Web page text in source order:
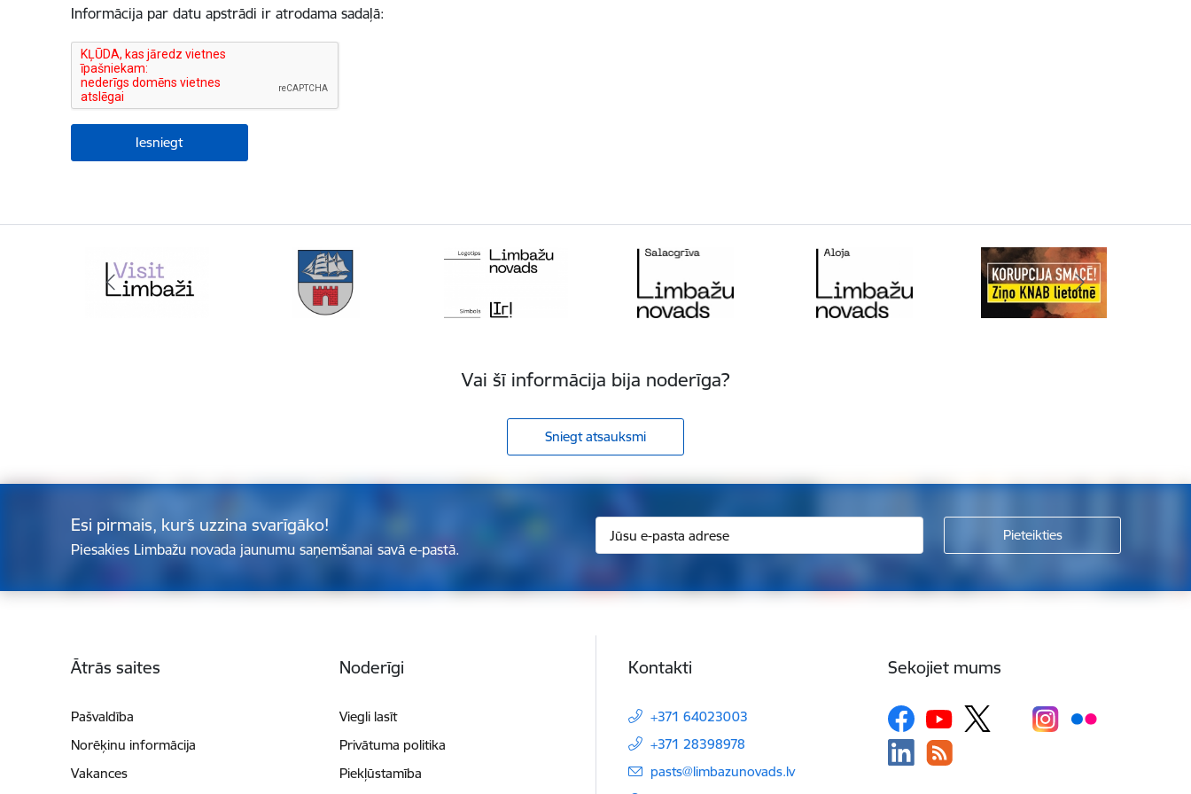
Informācija par datu apstrādi ir atrodama sadaļā:
Vai šī informācija bija noderīga?
Sniegt atsauksmi
Esi pirmais, kurš uzzina svarīgāko!
Piesakies Limbažu novada jaunumu saņemšanai savā e-pastā.
Ātrās saites
Pašvaldība
Norēķinu informācija
Vakances
Noderīgi
Viegli lasīt
Privātuma politika
Piekļūstamība
Kontakti
+371 64023003
+371 28398978
E-pasts:
pasts@limbazunovads.lv
Sekojiet mums